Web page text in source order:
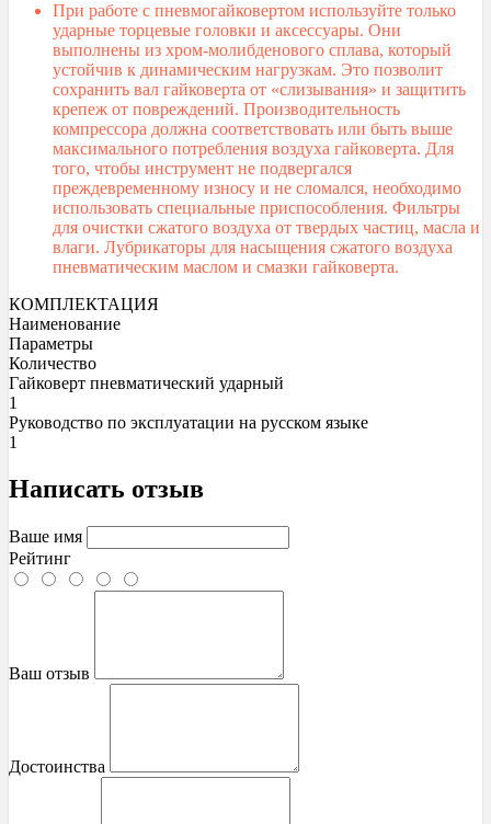
При работе с пневмогайковертом используйте только
ударные торцевые головки и аксессуары. Они
выполнены из хром-молибденового сплава, который
устойчив к динамическим нагрузкам. Это позволит
сохранить вал гайковерта от «слизывания» и защитить
крепеж от повреждений. Производительность
компрессора должна соответствовать или быть выше
максимального потребления воздуха гайковерта. Для
того, чтобы инструмент не подвергался
преждевременному износу и не сломался, необходимо
использовать специальные приспособления. Фильтры
для очистки сжатого воздуха от твердых частиц, масла и
влаги. Лубрикаторы для насыщения сжатого воздуха
пневматическим маслом и смазки гайковерта.
КОМПЛЕКТАЦИЯ
Наименование
Параметры
Количество
Гайковерт пневматический ударный
1
Руководство по эксплуатации на русском языке
1
Написать отзыв
Ваше имя
Рейтинг
Ваш отзыв
Достоинства